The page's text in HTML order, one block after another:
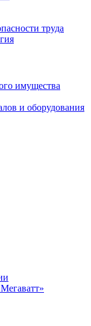
труда
имущества
и оборудования